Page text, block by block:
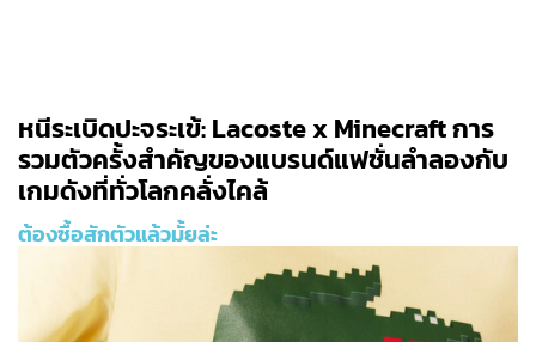
หนีระเบิดปะจระเข้: Lacoste x Minecraft การ
รวมตัวครั้งสำคัญของแบรนด์แฟชั่นลำลองกับ
เกมดังที่ทั่วโลกคลั่งไคล้
ต้องซื้อสักตัวแล้วมั้ยล่ะ